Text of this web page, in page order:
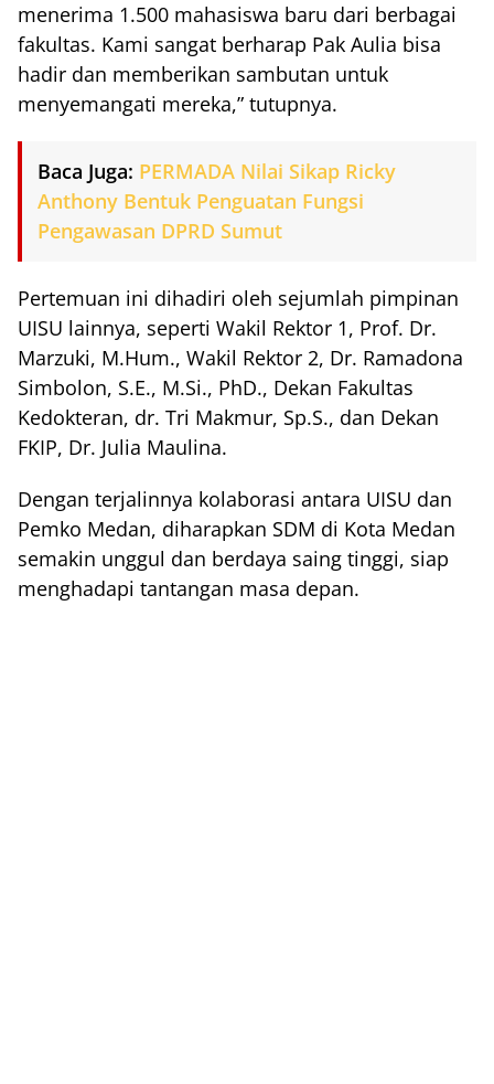
menerima 1.500 mahasiswa baru dari berbagai
fakultas. Kami sangat berharap Pak Aulia bisa
hadir dan memberikan sambutan untuk
menyemangati mereka,” tutupnya.
Baca Juga: PERMADA Nilai Sikap Ricky
Anthony Bentuk Penguatan Fungsi
Pengawasan DPRD Sumut
Pertemuan ini dihadiri oleh sejumlah pimpinan
UISU lainnya, seperti Wakil Rektor 1, Prof. Dr.
Marzuki, M.Hum., Wakil Rektor 2, Dr. Ramadona
Simbolon, S.E., M.Si., PhD., Dekan Fakultas
Kedokteran, dr. Tri Makmur, Sp.S., dan Dekan
FKIP, Dr. Julia Maulina.
Dengan terjalinnya kolaborasi antara UISU dan
Pemko Medan, diharapkan SDM di Kota Medan
semakin unggul dan berdaya saing tinggi, siap
menghadapi tantangan masa depan.